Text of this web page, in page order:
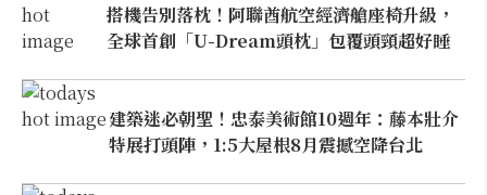
搭機告別落枕！阿聯酋航空經濟艙座椅升級，
全球首創「U-Dream頭枕」包覆頭頸超好睡
建築迷必朝聖！忠泰美術館10週年：藤本壯介
特展打頭陣，1:5大屋根8月震撼空降台北